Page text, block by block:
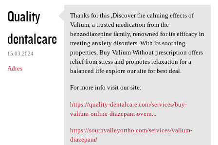
Quality
dentalcare
15.03.2024
Adres
Thanks for this ,Discover the
Thanks for this ,Discover the calming effects of
Valium, a trusted medication from the
benzodiazepine family, renowned for its efficacy in
treating anxiety disorders. With its soothing
properties, Buy Valium Without prescription offers
relief from stress and promotes relaxation for a
balanced life explore our site for best deal.
For more info visit our site:
https://quality-dentalcare.com/services/buy-
valium-online-diazepam-overn...
https://southvalleyortho.com/services/valium-
diazepam/